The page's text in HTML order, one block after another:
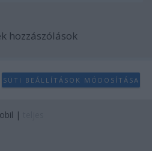
hozzászólások
SÜTI BEÁLLÍTÁSOK MÓDOSÍTÁSA
|